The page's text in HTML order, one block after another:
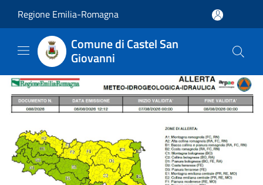
Regione Emilia-Romagna
Comune di Castel San
Giovanni